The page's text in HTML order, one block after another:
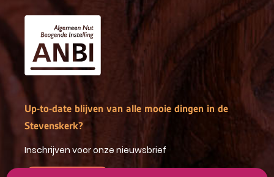
Up-to-date blijven van alle mooie dingen in de
Stevenskerk?
Inschrijven voor onze nieuwsbrief